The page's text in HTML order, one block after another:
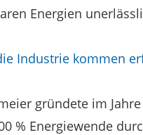
Energien
Industrie kommen
gründete im
% Energiewende